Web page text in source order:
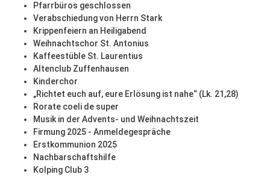
Pfarrbüros geschlossen
Verabschiedung von Herrn Stark
Krippenfeiern an Heiligabend
Weihnachtschor St. Antonius
Kaffeestüble St. Laurentius
Altenclub Zuffenhausen
Kinderchor
„Richtet euch auf, eure Erlösung ist nahe“ (Lk. 21,28)
Rorate coeli de super
Musik in der Advents- und Weihnachtszeit
Firmung 2025 - Anmeldegespräche
Erstkommunion 2025
Nachbarschaftshilfe
Kolping Club 3